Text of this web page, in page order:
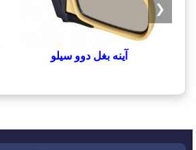
آینه بغل دوو سیلو
❮